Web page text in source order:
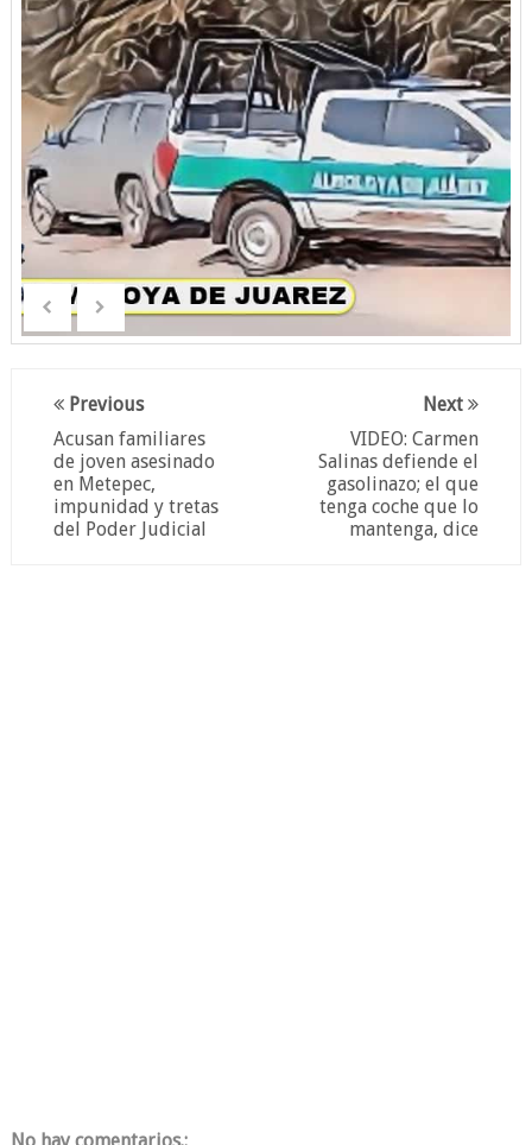
Next
VIDEO: Carmen
Salinas defiende el
gasolinazo; el que
tenga coche que lo
mantenga, dice
Previous
Acusan familiares
de joven asesinado
en Metepec,
impunidad y tretas
del Poder Judicial